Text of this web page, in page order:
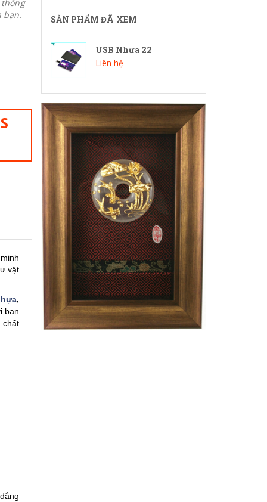
bạn.
vật
,
bạn
chất
SẢN PHẨM ĐÃ XEM
USB Nhựa 22
Liên hệ